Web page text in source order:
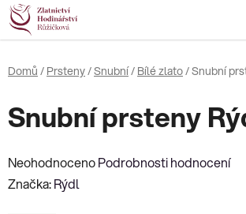
Přejít
na
obsah
Domů / Prsteny/Snubní/ Bílé zlato/Snubní
Snubní prsteny
Průměrné
hodnocení
NeohodnocenoPodrobnosti hodnocení
Značka:Rýdl